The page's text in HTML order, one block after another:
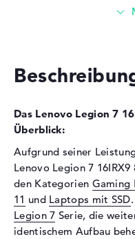
Festplatte
Optische Speicher
Display
Display-Typ
Max. Auflösung
Bildwiederholrate
Das Lenovo Legion 7
Überblick:
Aufgrund seiner
Lenovo Legion 7
den Kategorien Gaming
11 und Laptops mit SSD
Legion 7 Serie, die
identischem Aufbau